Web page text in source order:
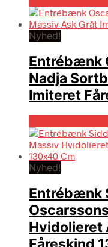
Nyhed!
Entrébænk
Nadja
Imiteret
Nyhed!
Entrébænk
Hvidolieret